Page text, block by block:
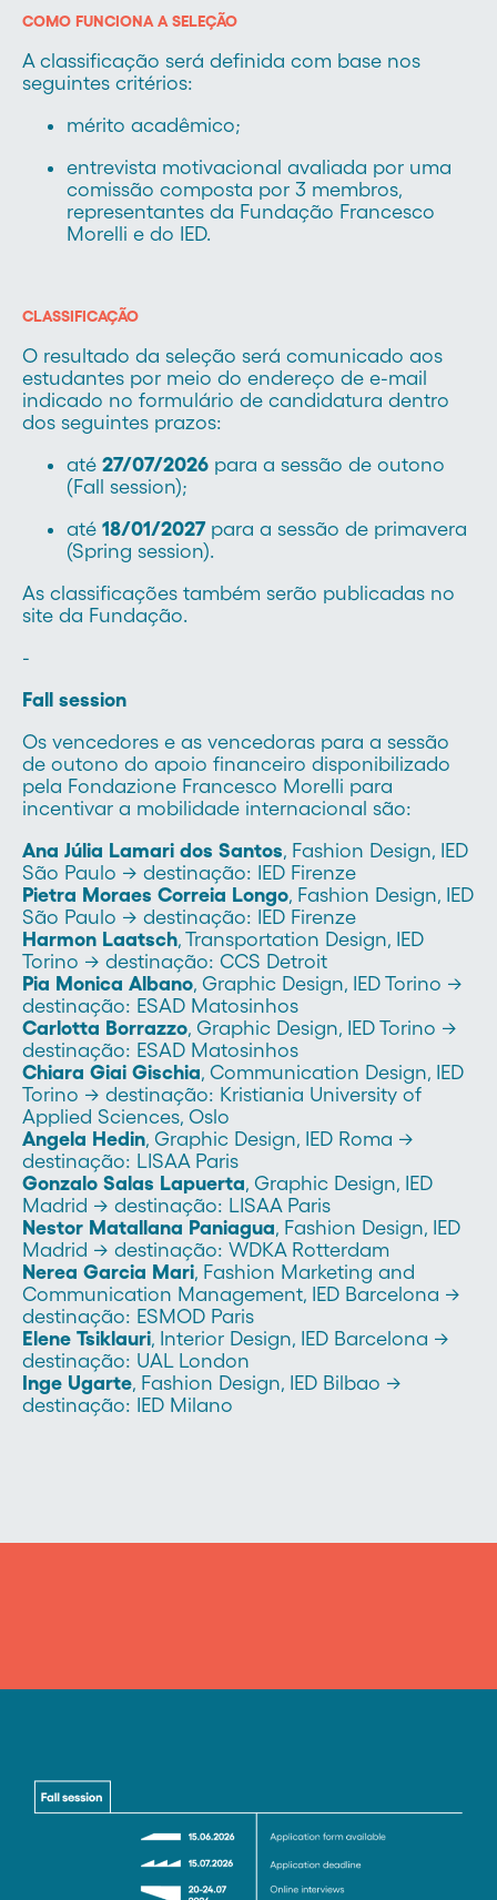
COMO FUNCIONA A SELEÇÃO
A classificação será definida com base nos
seguintes critérios:
mérito acadêmico;
entrevista motivacional avaliada por uma
comissão composta por 3 membros,
representantes da Fundação Francesco
Morelli e do IED.
CLASSIFICAÇÃO
O resultado da seleção será comunicado aos
estudantes por meio do endereço de e-mail
indicado no formulário de candidatura dentro
dos seguintes prazos:
até 27/07/2026 para a sessão de outono
(Fall session);
até 18/01/2027para a sessão de primavera
(Spring session).
As classificações também serão publicadas no
site da Fundação.
-
Fall session
Os vencedores e as vencedoras para a sessão
de outono do apoio financeiro disponibilizado
pela Fondazione Francesco Morelli para
incentivar a mobilidade internacional são:
Ana Júlia Lamari dos Santos, Fashion Design, IED
São Paulo → destinação: IED Firenze
Pietra Moraes Correia Longo, Fashion Design, IED
São Paulo → destinação: IED Firenze
Harmon Laatsch, Transportation Design, IED
Torino → destinação: CCS Detroit
Pia Monica Albano, Graphic Design, IED Torino →
destinação: ESAD Matosinhos
Carlotta Borrazzo, Graphic Design, IED Torino →
destinação: ESAD Matosinhos
Chiara Giai Gischia, Communication Design, IED
Torino → destinação: Kristiania University of
Applied Sciences, Oslo
Angela Hedin, Graphic Design, IED Roma →
destinação: LISAA Paris
Gonzalo Salas Lapuerta, Graphic Design, IED
Madrid → destinação: LISAA Paris
Nestor Matallana Paniagua, Fashion Design, IED
Madrid → destinação: WDKA Rotterdam
Nerea Garcia Mari, Fashion Marketing and
Communication Management, IED Barcelona →
destinação: ESMOD Paris
Elene Tsiklauri, Interior Design, IED Barcelona →
destinação: UAL London
Inge Ugarte, Fashion Design, IED Bilbao →
destinação: IED Milano